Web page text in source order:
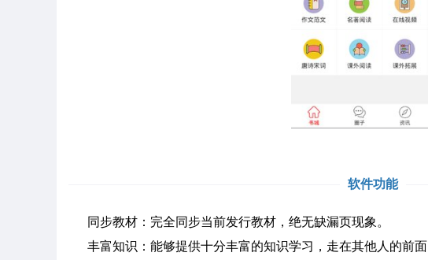
软件功能
同步教材：完全同步当前发行教材，绝无缺漏页现象。
丰富知识：能够提供十分丰富的知识学习，走在其他人的前面